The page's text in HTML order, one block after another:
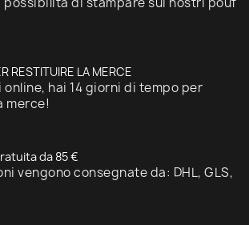
RESTITUIRE LA MERCE
hai 14 giorni di tempo per
merce!
da 85 €
vengono consegnate da: DHL, GLS,